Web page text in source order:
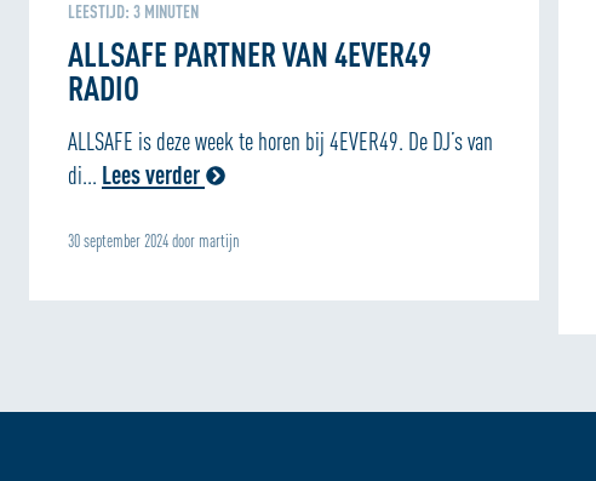
LEESTIJD: 3 MINUTEN
ALLSAFE PARTNER VAN 4EVER49
RADIO
ALLSAFE is deze week te horen bij 4EVER49. De DJ’s van
di... Lees verder
30 september 2024 door martijn